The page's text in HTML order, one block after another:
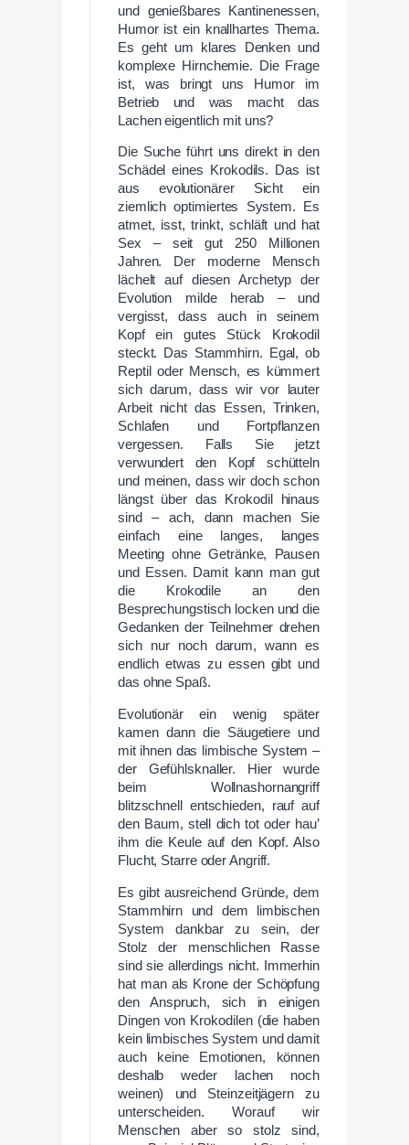
und genießbares Kantinenessen,
Humor ist ein knallhartes Thema.
Es geht um klares Denken und
komplexe Hirnchemie. Die Frage
ist, was bringt uns Humor im
Betrieb und was macht das
Lachen eigentlich mit uns?
Die Suche führt uns direkt in den
Schädel eines Krokodils. Das ist
aus evolutionärer Sicht ein
ziemlich optimiertes System. Es
atmet, isst, trinkt, schläft und hat
Sex – seit gut 250 Millionen
Jahren. Der moderne Mensch
lächelt auf diesen Archetyp der
Evolution milde herab – und
vergisst, dass auch in seinem
Kopf ein gutes Stück Krokodil
steckt. Das Stammhirn. Egal, ob
Reptil oder Mensch, es kümmert
sich darum, dass wir vor lauter
Arbeit nicht das Essen, Trinken,
Schlafen und Fortpflanzen
vergessen. Falls Sie jetzt
verwundert den Kopf schütteln
und meinen, dass wir doch schon
längst über das Krokodil hinaus
sind – ach, dann machen Sie
einfach eine langes, langes
Meeting ohne Getränke, Pausen
und Essen. Damit kann man gut
die Krokodile an den
Besprechungstisch locken und die
Gedanken der Teilnehmer drehen
sich nur noch darum, wann es
endlich etwas zu essen gibt und
das ohne Spaß.
Evolutionär ein wenig später
kamen dann die Säugetiere und
mit ihnen das limbische System –
der Gefühlsknaller. Hier wurde
beim Wollnashornangriff
blitzschnell entschieden, rauf auf
den Baum, stell dich tot oder hau’
ihm die Keule auf den Kopf. Also
Flucht, Starre oder Angriff.
Es gibt ausreichend Gründe, dem
Stammhirn und dem limbischen
System dankbar zu sein, der
Stolz der menschlichen Rasse
sind sie allerdings nicht. Immerhin
hat man als Krone der Schöpfung
den Anspruch, sich in einigen
Dingen von Krokodilen (die haben
kein limbisches System und damit
auch keine Emotionen, können
deshalb weder lachen noch
weinen) und Steinzeitjägern zu
unterscheiden. Worauf wir
Menschen aber so stolz sind,